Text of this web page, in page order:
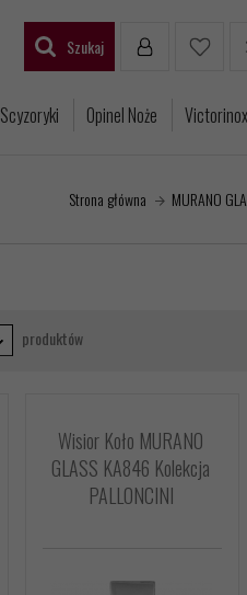
Szukaj
Scyzoryki Opinel Noże
Strona główna MURANO
produktów
Wisior Koło MURANO
GLASS KA846 Kolekcja
PALLONCINI